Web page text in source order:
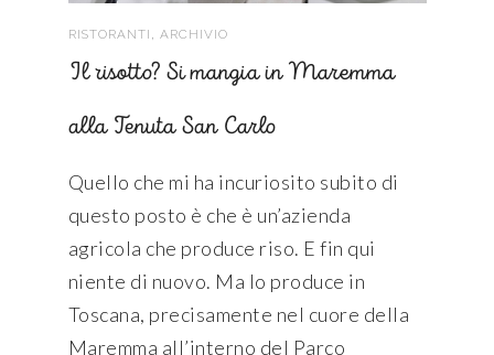
RISTORANTI , ARCHIVIO
Il risotto? Si mangia in Maremma
alla Tenuta San Carlo
Quello che mi ha incuriosito subito di
questo posto è che è un’azienda
agricola che produce riso. E fin qui
niente di nuovo. Ma lo produce in
Toscana, precisamente nel cuore della
Maremma all’interno del Parco